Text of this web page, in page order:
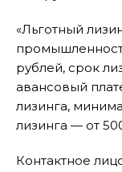
«Льготный
рублей, срок
авансовый
лизинга,
лизинга — от
Контактное